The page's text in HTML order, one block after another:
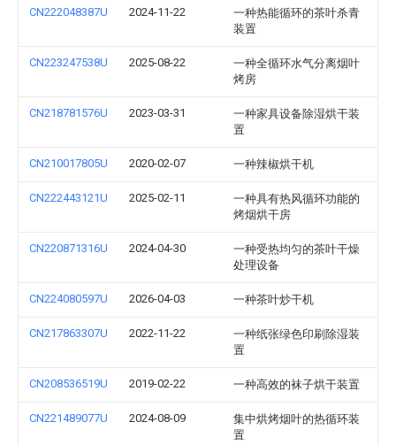
CN222048387U 2024-11-22
一种热能循环的茶叶杀青
装置
CN223247538U 2025-08-22
一种全循环水气分离烟叶
烤房
CN218781576U 2023-03-31
一种家具设备除湿烘干装
置
CN210017805U 2020-02-07 一种辣椒烘干机
CN222443121U 2025-02-11
一种具有热风循环功能的
烤烟烘干房
CN220871316U 2024-04-30
一种受热均匀的茶叶干燥
处理设备
CN224080597U 2026-04-03 一种茶叶炒干机
CN217863307U 2022-11-22
一种纸张绿色印刷除湿装
置
CN208536519U 2019-02-22 一种高效的袜子烘干装置
CN221489077U 2024-08-09
集中烘烤烟叶的热循环装
置